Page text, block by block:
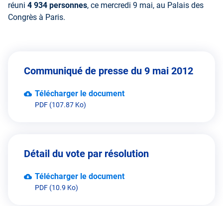
réuni 4 934 personnes, ce mercredi 9 mai, au Palais des
Congrès à Paris.
Communiqué de presse du 9 mai 2012
Télécharger le document
PDF (107.87 Ko)
Détail du vote par résolution
Télécharger le document
PDF (10.9 Ko)